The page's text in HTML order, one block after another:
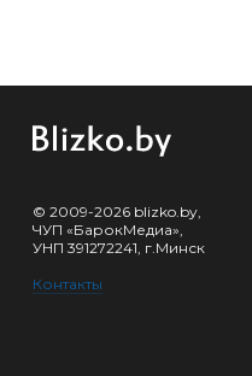
© 2009-2026 blizko.by,
ЧУП «БарокМедиа»,
УНП 391272241, г.Минск
Контакты